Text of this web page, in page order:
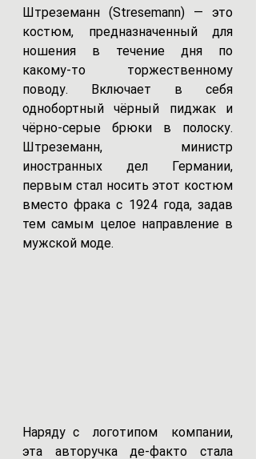
Штреземанн (Stresemann) — это
костюм, предназначенный для
ношения в течение дня по
какому-то торжественному
поводу. Включает в себя
однобортный чёрный пиджак и
чёрно-серые брюки в полоску.
Штреземанн, министр
иностранных дел Германии,
первым стал носить этот костюм
вместо фрака с 1924 года, задав
тем самым целое направление в
мужской моде.
Наряду с  логотипом  компании,
эта авторучка де-факто стала